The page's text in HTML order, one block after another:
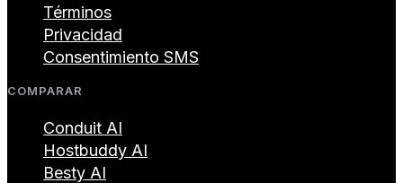
Términos
Privacidad
Consentimiento SMS
COMPARAR
Conduit AI
Hostbuddy AI
Besty AI